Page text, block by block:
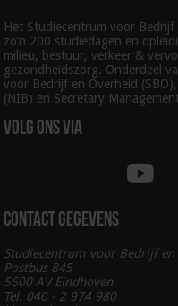
Het Studiecentrum voor
zo’n 200 studiedagen en
milieu, bestuur, verkeer &
gezondheidszorg. Onderdeel
voor Bedrijf en Overheid
(NIB) en Secretary
Volg ons via
Contact gegevens
Studiecentrum voor Bedrijf en
Postbus 845
5600 AV Eindhoven
Tel. 040 - 2 974 980